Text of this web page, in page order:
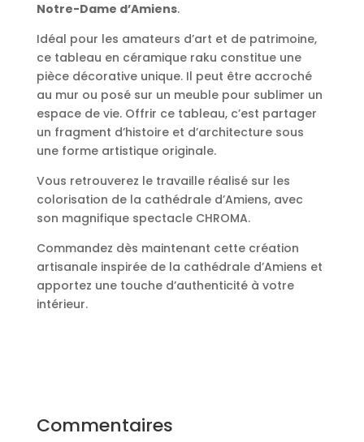
Notre-Dame d’Amiens.
Idéal pour les amateurs d’art et de patrimoine,
ce tableau en céramique raku constitue une
pièce décorative unique. Il peut être accroché
au mur ou posé sur un meuble pour sublimer un
espace de vie. Offrir ce tableau, c’est partager
un fragment d’histoire et d’architecture sous
une forme artistique originale.
Vous retrouverez le travaille réalisé sur les
colorisation de la cathédrale d’Amiens, avec
son magnifique spectacle CHROMA.
Commandez dès maintenant cette création
artisanale inspirée de la cathédrale d’Amiens et
apportez une touche d’authenticité à votre
intérieur.
Commentaires